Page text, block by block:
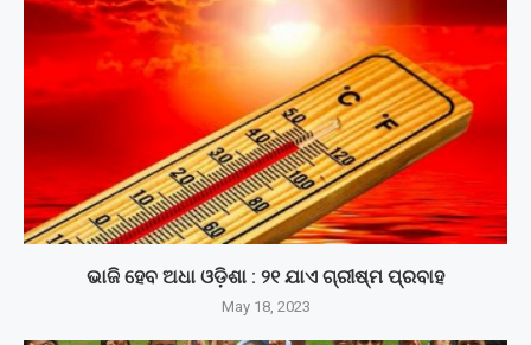
ଭାଜି ହେବ ଅଧା ଓଡ଼ିଶା : ୨୧ ଯାଏ ଗ୍ରୀଷ୍ମ ପ୍ରବାହ
May 18, 2023